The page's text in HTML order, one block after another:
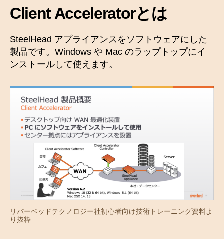
Client Acceleratorとは
SteelHead アプライアンスをソフトウェアにした
製品です。Windows や Mac のラップトップにイ
ンストールして使えます。
リバーベッドテクノロジー社初心者向け技術トレーニング資料よ
り抜粋